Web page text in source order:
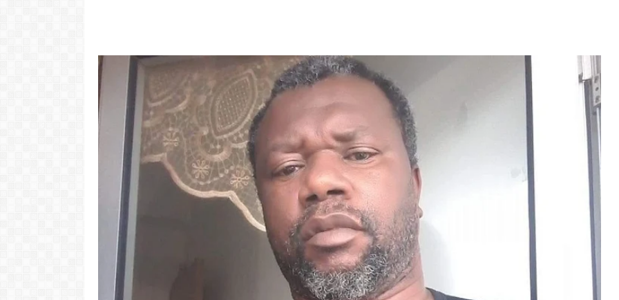
"Com 16 anos fui para cama
com o Presidente "
LER MAIS
Video: Caboverdiana konta
motivo ki fazel larga
Portugal pa volta pa Cabo
Verde
LER MAIS
Video: Mãe e Pai
surpreendido na Cabo
Verde. Es ka sa speraba